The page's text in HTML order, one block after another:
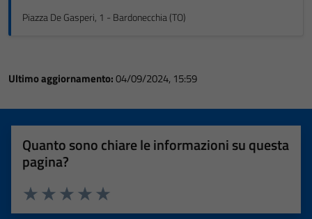
Piazza De Gasperi, 1 - Bardonecchia (TO)
Ultimo aggiornamento:04/09/2024, 15:59
Quanto sono chiare le informazioni su questa
pagina?
Valuta 5 stelle su 5
Valuta 4 stelle su 5
Valuta 3 stelle su 5
Valuta 2 stelle su 5
Valuta 1 stelle su 5